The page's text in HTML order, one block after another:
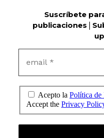
Suscríbete
publicaciones |
Acepto la Política de
Accept the Privacy